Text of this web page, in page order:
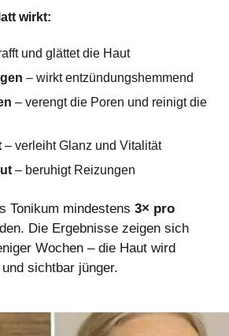
wirkt:
und glättet die Haut
– wirkt entzündungshemmend
– verengt die Poren und reinigt die
– verleiht Glanz und Vitalität
– beruhigt Reizungen
Tonikum mindestens 3× pro
Die Ergebnisse zeigen sich
Wochen – die Haut wird
sichtbar jünger.